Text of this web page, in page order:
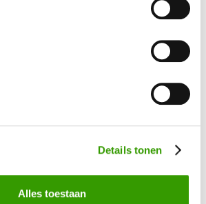
Details tonen
Alles toestaan